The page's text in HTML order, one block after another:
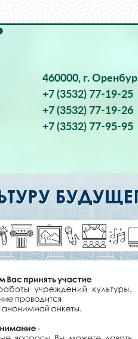
460000, г.
+7 (3532) 77-19-25
+7 (3532) 77-19-26
+7 (3532) 77-95-95